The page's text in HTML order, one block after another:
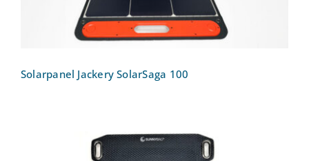
Solarpanel Jackery SolarSaga 100